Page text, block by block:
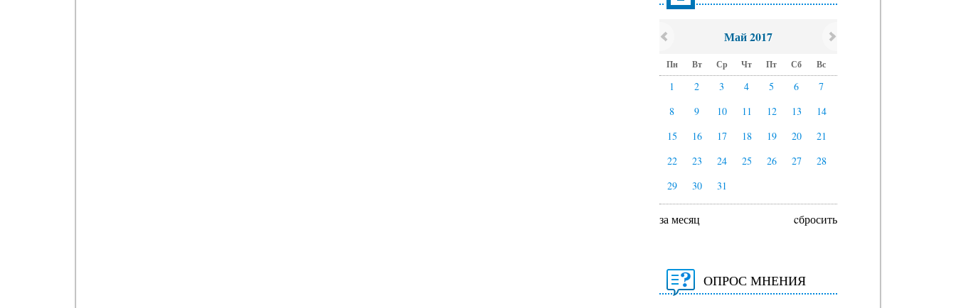
Май 2017
Пн Вт Ср Чт Пт Сб Вс
1 2 3 4 5 6
7
8
9 10 11 12 13
14
15
16 17 18 19 20
21
22
23 24 25 26 27
28
29
30 31
за месяц cбросить
ОПРОС МНЕНИЯ